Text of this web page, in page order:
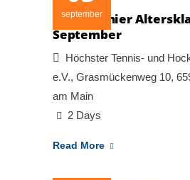
september
Tagesturnier
September
Höchster Tennis- und
e.V., Grasmückenweg 10,
am Main
2 Days
Read More